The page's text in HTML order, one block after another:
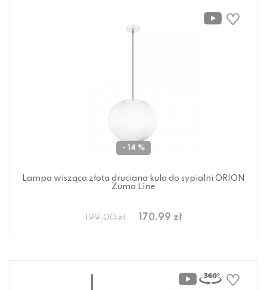
- 14 %
Lampa wisząca złota druciana kula do sypialni ORION
Zuma Line
199.00 zł 170.99 zł